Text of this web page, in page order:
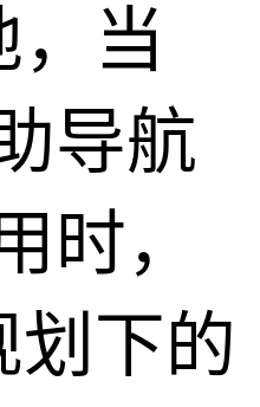
，当
导航
时，
划下的